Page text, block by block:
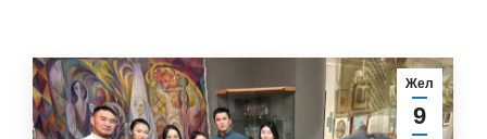
Жел
9